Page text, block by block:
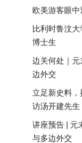
欧美游客眼
比利时鲁汶
博士生
边关何处｜
边外交
立足新史料
访汤开建先生
讲座预告 | 元
与多边外交